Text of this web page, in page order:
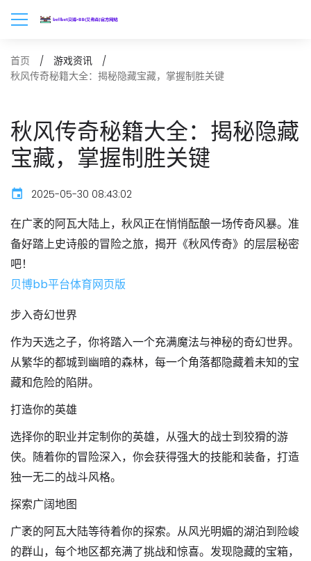
首页
游戏资讯
秋风传奇秘籍大全：揭秘隐藏宝藏，掌握制胜关键
秋风传奇秘籍大全：揭秘隐藏
宝藏，掌握制胜关键
2025-05-30 08:43:02
在广袤的阿瓦大陆上，秋风正在悄悄酝酿一场传奇风暴。准
备好踏上史诗般的冒险之旅，揭开《秋风传奇》的层层秘密
吧！
贝博bb平台体育网页版
步入奇幻世界
作为天选之子，你将踏入一个充满魔法与神秘的奇幻世界。
从繁华的都城到幽暗的森林，每一个角落都隐藏着未知的宝
藏和危险的陷阱。
打造你的英雄
选择你的职业并定制你的英雄，从强大的战士到狡猾的游
侠。随着你的冒险深入，你会获得强大的技能和装备，打造
独一无二的战斗风格。
探索广阔地图
广袤的阿瓦大陆等待着你的探索。从风光明媚的湖泊到险峻
的群山，每个地区都充满了挑战和惊喜。发现隐藏的宝箱，